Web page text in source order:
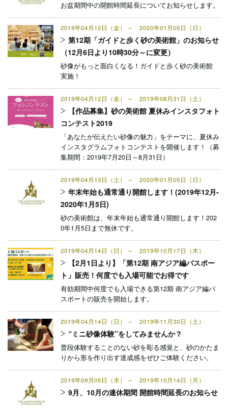
お盆期間中の開館時間延長についてお知らせします。
2019年04月12日（金） ～ 2020年01月05日（日）
第12期「ガイドと歩く砂の美術館」のお知らせ
（12月6日より10時30分～に変更）
砂像がもっと面白くなる！ガイドと歩く砂の美術館
実施！
2019年04月12日（金） ～ 2019年08月31日（土）
【作品募集】砂の美術館 夏休みインスタフォト
コンテスト2019
「あなたが伝えたい砂像の魅力」をテーマに、夏休み
インスタグラムフォトコンテストを開催します！（募
集期間：2019年7月20日～8月31日）
2019年04月13日（土） ～ 2020年01月05日（日）
年末年始も通常通り開館します！(2019年12月-
2020年1月5日)
砂の美術館は、年末年始も通常通り開館します！202
0年1月5日まで無休です。
2019年04月14日（日） ～ 2019年10月17日（木）
【2月1日より】「第12期 南アジア編パスポー
ト」販売！何度でも入場可能でお得です
有効期間中何度でも入場できる第12期 南アジア編パ
スポートの販売を開始します。
2019年04月14日（日） ～ 2019年11月30日（土）
“ミニ砂像体験”をしてみませんか？
普段体験することのない砂を彫る感覚と、砂のかたま
りから形を作り出す達成感をぜひご体験ください。
2019年09月05日（木） ～ 2019年10月14日（月）
9月、10月の連休期間 開館時間延長のお知らせ